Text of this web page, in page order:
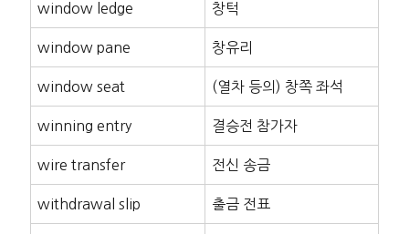
window ledge 창턱
window pane 창유리
window seat (열차 등의) 창쪽 좌석
winning entry 결승전 참가자
wire transfer 전신 송금
withdrawal slip 출금 전표